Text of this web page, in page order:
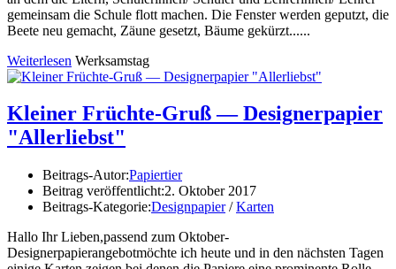
gemeinsam die Schule flott machen. Die Fenster werden geputzt, die
Beete neu gemacht, Zäune gesetzt, Bäume gekürzt......
Weiterlesen Werksamstag
Kleiner Früchte-Gruß — Designerpapier
"Allerliebst"
Beitrags-Autor:Papiertier
Beitrag veröffentlicht:2. Oktober 2017
Beitrags-Kategorie:Designpapier / Karten
Hallo Ihr Lieben,passend zum Oktober-
Designerpapierangebotmöchte ich heute und in den nächsten Tagen